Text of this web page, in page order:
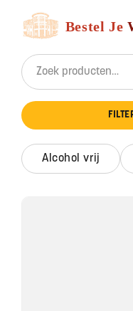
Search for:
alcohol vrij